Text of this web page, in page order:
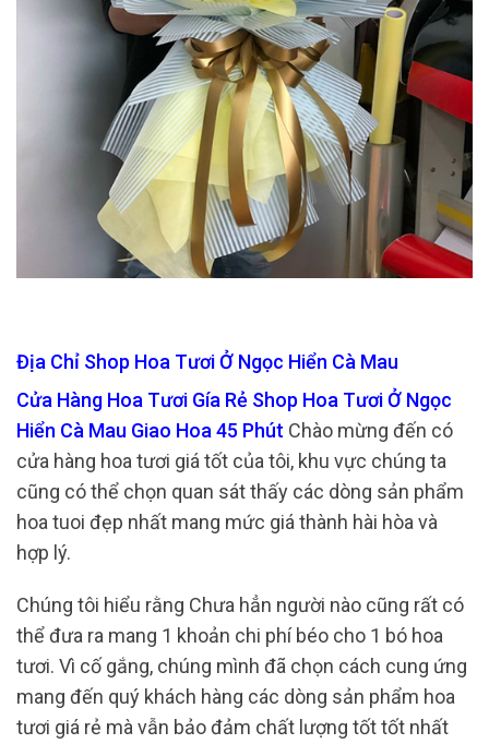
Địa Chỉ Shop Hoa Tươi Ở Ngọc Hiển Cà Mau
Cửa Hàng Hoa Tươi Gía Rẻ Shop Hoa Tươi Ở Ngọc
Hiển Cà Mau Giao Hoa 45 Phút Chào mừng đến có
cửa hàng hoa tươi giá tốt của tôi, khu vực chúng ta
cũng có thể chọn quan sát thấy các dòng sản phẩm
hoa tuoi đẹp nhất mang mức giá thành hài hòa và
hợp lý.
Chúng tôi hiểu rằng Chưa hẳn người nào cũng rất có
thể đưa ra mang 1 khoản chi phí béo cho 1 bó hoa
tươi. Vì cố gắng, chúng mình đã chọn cách cung ứng
mang đến quý khách hàng các dòng sản phẩm hoa
tươi giá rẻ mà vẫn bảo đảm chất lượng tốt tốt nhất